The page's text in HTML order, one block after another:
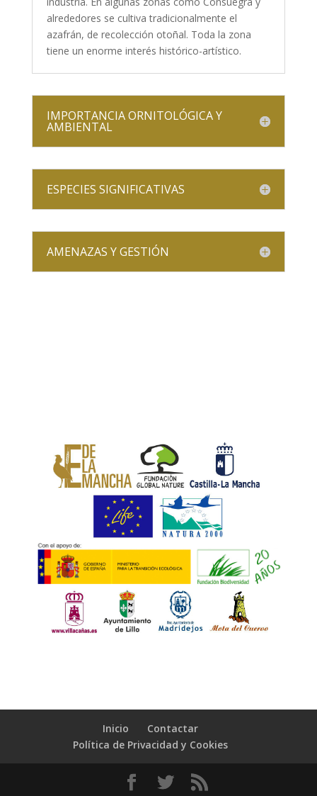
alrededores se cultiva tradicionalmente el
azafrán, de recolección otoñal. Toda la zona
tiene un enorme interés histórico-artístico.
IMPORTANCIA ORNITOLÓGICA Y
AMBIENTAL
ESPECIES SIGNIFICATIVAS
AMENAZAS Y GESTIÓN
Inicio
Contactar
Política de Privacidad y Cookies